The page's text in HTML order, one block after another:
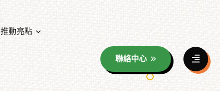
推動亮點
聯絡中心